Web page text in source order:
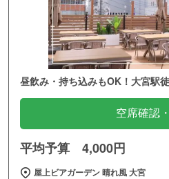
昼飲み・持ち込みもOK！大宮駅
空席確認
平均予算 4,000円
屋上ビアガーデン 晴れ風 大宮